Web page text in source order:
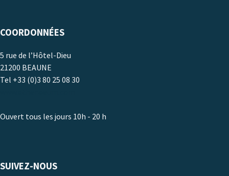
COORDONNÉES
5 rue de l’Hôtel-Dieu
21200 BEAUNE
Tel +33 (0)3 80 25 08 30
Ouvert tous les jours 10h - 20 h
SUIVEZ-NOUS